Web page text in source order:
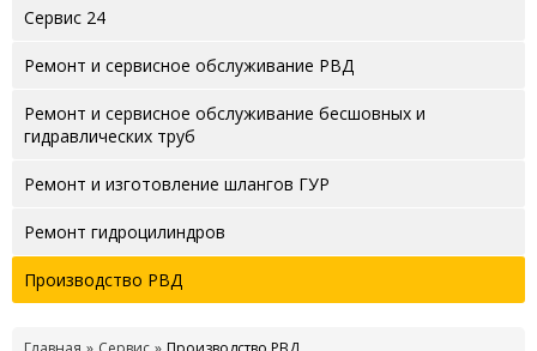
Сервис 24
Ремонт и сервисное обслуживание РВД
Ремонт и сервисное обслуживание бесшовных и
гидравлических труб
Ремонт и изготовление шлангов ГУР
Ремонт гидроцилиндров
Производство РВД